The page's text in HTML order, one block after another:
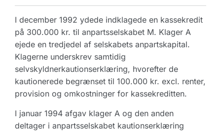
I december 1992 ydede indklagede en kassekredit
på 300.000 kr. til anpartsselskabet M. Klager A
ejede en tredjedel af selskabets anpartskapital.
Klagerne underskrev samtidig
selvskyldnerkautionserklæring, hvorefter de
kautionerede begrænset til 100.000 kr. excl. renter,
provision og omkostninger for kassekreditten.
I januar 1994 afgav klager A og den anden
deltager i anpartsselskabet kautionserklæring